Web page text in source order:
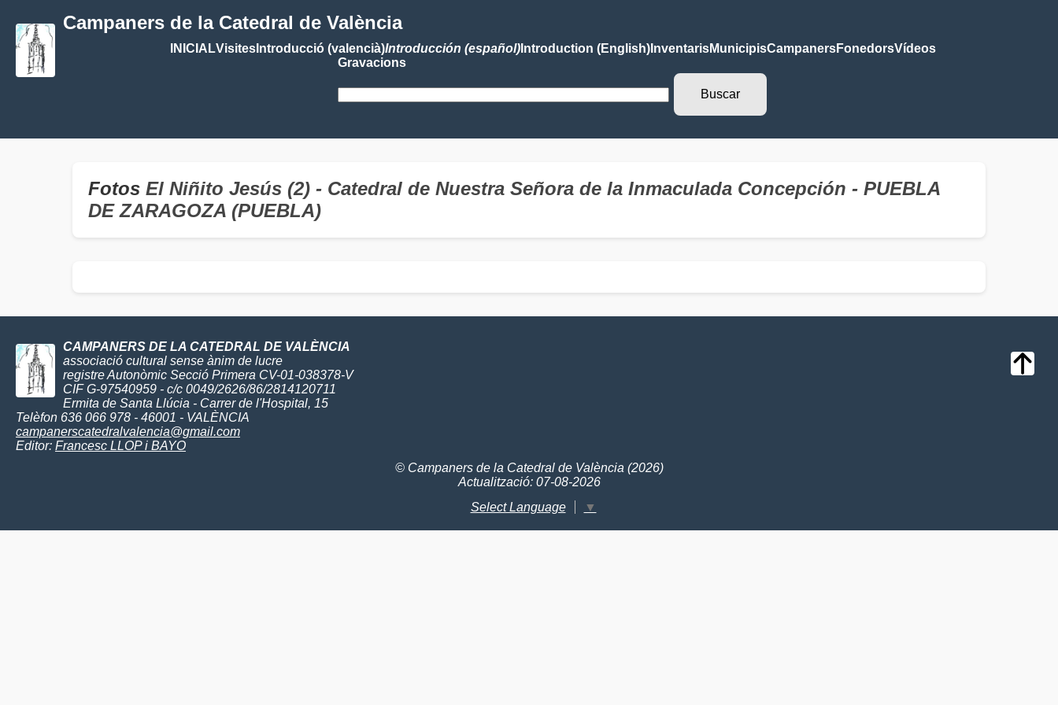
Campaners de la Catedral de València
INICIALVisitesIntroducció (valencià)Introducción (español)Introduction (English)InventarisMunicipisCampanersFonedorsVídeos
Gravacions
Fotos El Niñito Jesús (2) - Catedral de Nuestra Señora de la Inmaculada Concepción - PUEBLA
DE ZARAGOZA (PUEBLA)
CAMPANERS DE LA CATEDRAL DE VALÈNCIA
associació cultural sense ànim de lucre
registre Autonòmic Secció Primera CV-01-038378-V
CIF G-97540959 - c/c 0049/2626/86/2814120711
Ermita de Santa Llúcia - Carrer de l'Hospital, 15
Telèfon 636 066 978 - 46001 - VALÈNCIA
campanerscatedralvalencia@gmail.com
Editor: Francesc LLOP i BAYO
© Campaners de la Catedral de València (2026)
Actualització: 07-08-2026
Select Language
▼